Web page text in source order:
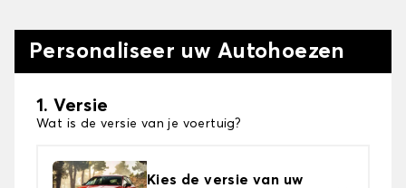
Personaliseer uw Autohoezen
1. Versie
Wat is de versie van je voertuig?
Kies de versie van uw